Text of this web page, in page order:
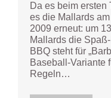
Da es beim ersten
es die Mallards
2009 erneut: um
Mallards die
BBQ steht für
Baseball-Variante
Regeln…